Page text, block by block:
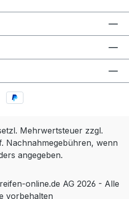
Mehrwertsteuer zzgl.
Nachnahmegebühren, wenn
angegeben.
online.de AG 2026 - Alle
vorbehalten